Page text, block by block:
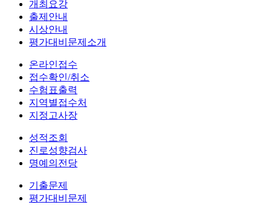
개최요강
출제안내
시상안내
평가대비문제소개
온라인접수
접수확인/취소
수험표출력
지역별접수처
지정고사장
성적조회
진로성향검사
명예의전당
기출문제
평가대비문제